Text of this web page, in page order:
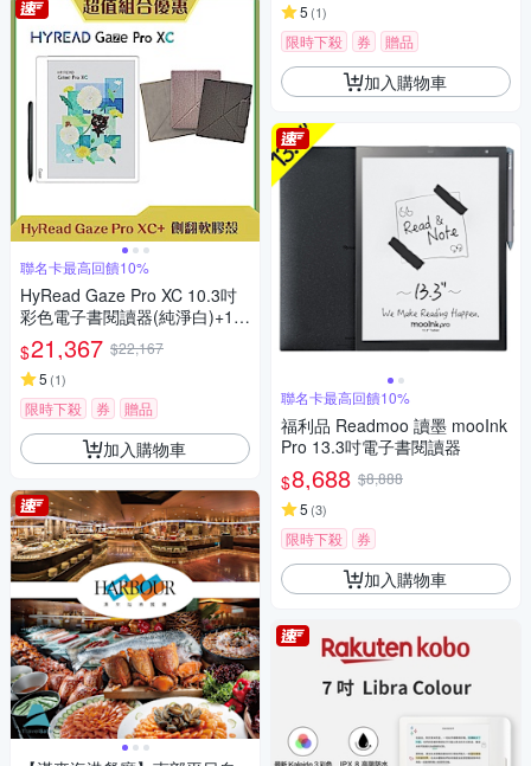
聯名卡最高回饋10%
HyRead Gaze Pro XC 10.3吋
彩色電子書閱讀器(純淨白)+10.
3吋側翻軟膠殼 (組合)
$21,367 $22,167
5 (1)
限時下殺 券 贈品
加入購物車
5 (1)
限時下殺 券 贈品
加入購物車
聯名卡最高回饋10%
福利品 Readmoo 讀墨 mooInk
Pro 13.3吋電子書閱讀器
$8,688 $8,888
5 (3)
限時下殺 券
加入購物車